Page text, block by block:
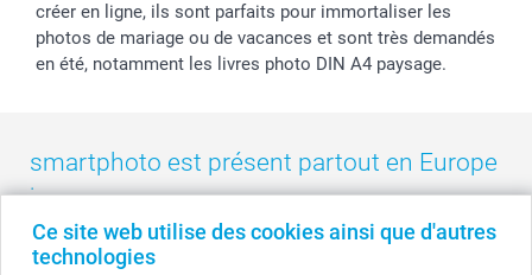
Ce site web utilise des cookies ainsi que d'autres
technologies
créer en ligne, ils sont parfaits pour immortaliser les
photos de mariage ou de vacances et sont très demandés
en été, notamment les livres photo DIN A4 paysage.
smartphoto est présent partout en Europe
:
België - Belgique - Danmark - Deutschland - France - Ireland
- Nederland - Norge